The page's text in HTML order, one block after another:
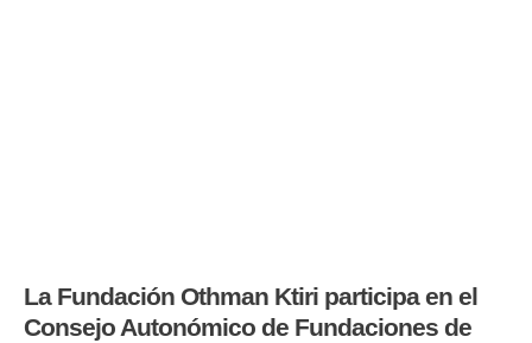
La Fundación Othman Ktiri participa en el
Consejo Autonómico de Fundaciones de